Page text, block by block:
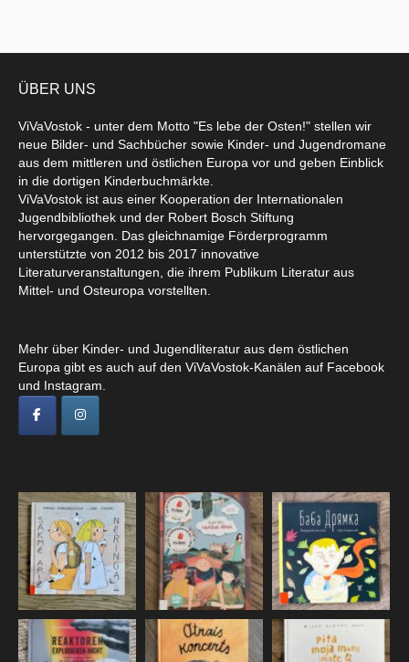
ÜBER UNS
ViVaVostok - unter dem Motto "Es lebe der Osten!" stellen wir
neue Bilder- und Sachbücher sowie Kinder- und Jugendromane
aus dem mittleren und östlichen Europa vor und geben Einblick
in die dortigen Kinderbuchmärkte.
ViVaVostok ist aus einer Kooperation der Internationalen
Jugendbibliothek und der Robert Bosch Stiftung
hervorgegangen. Das gleichnamige Förderprogramm
unterstützte von 2012 bis 2017 innovative
Literaturveranstaltungen, die ihrem Publikum Literatur aus
Mittel- und Osteuropa vorstellten.
Mehr über Kinder- und Jugendliteratur aus dem östlichen
Europa gibt es auch auf den ViVaVostok-Kanälen auf Facebook
und Instagram.